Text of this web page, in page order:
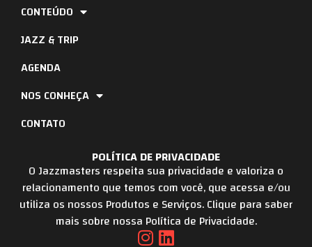
POLÍTICA DE PRIVACIDADE
O Jazzmasters respeita sua privacidade e valoriza o
relacionamento que temos com você, que acessa e/ou
utiliza os nossos Produtos e Serviços. Clique para saber
mais sobre nossa Política de Privacidade.
CONTEÚDO
JAZZ & TRIP
AGENDA
NOS CONHEÇA
CONTATO